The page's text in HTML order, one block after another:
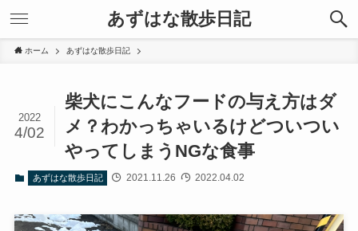
あずはな散歩日記
ホーム あずはな散歩日記
柴犬にこんなフードの与え方はダ
メ？わかっちゃいるけどついつい
やってしまうNGな食事
2022
4/02
あずはな散歩日記 2021.11.26 2022.04.02